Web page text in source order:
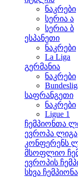
ნაკრები
სერია ა
სერია ბ
ესპანეთი
ნაკრები
La Liga
გერმანია
ნაკრები
საფრანგეთი
ნაკრები
Ligue 1
ჩემპიონთა
ევროპა ლიგა
კონფერენს
მსოფლიო
ევროპის
სხვა